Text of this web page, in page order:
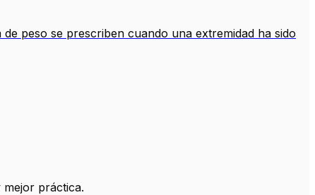
peso se prescriben cuando una extremidad ha sido
mejor práctica.